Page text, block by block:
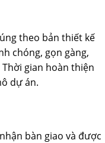
theo bản thiết kế
chóng, gọn gàng,
gian hoàn thiện
dự án.
bàn giao và được